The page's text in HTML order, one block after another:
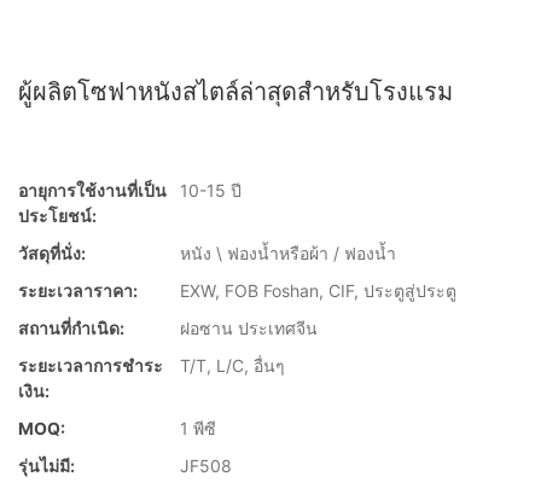
ผู้ผลิตโซฟาหนังสไตล์ล่าสุดสำหรับโรงแรม
อายุการใช้งานที่เป็น
ประโยชน์:
10-15 ปี
วัสดุที่นั่ง:
หนัง \ ฟองน้ำหรือผ้า / ฟองน้ำ
ระยะเวลาราคา:
EXW, FOB Foshan, CIF, ประตูสู่ประตู
สถานที่กำเนิด:
ฝอซาน ประเทศจีน
ระยะเวลาการชำระ
เงิน:
T/T, L/C, อื่นๆ
MOQ:
1 พีซี
รุ่นไม่มี:
JF508